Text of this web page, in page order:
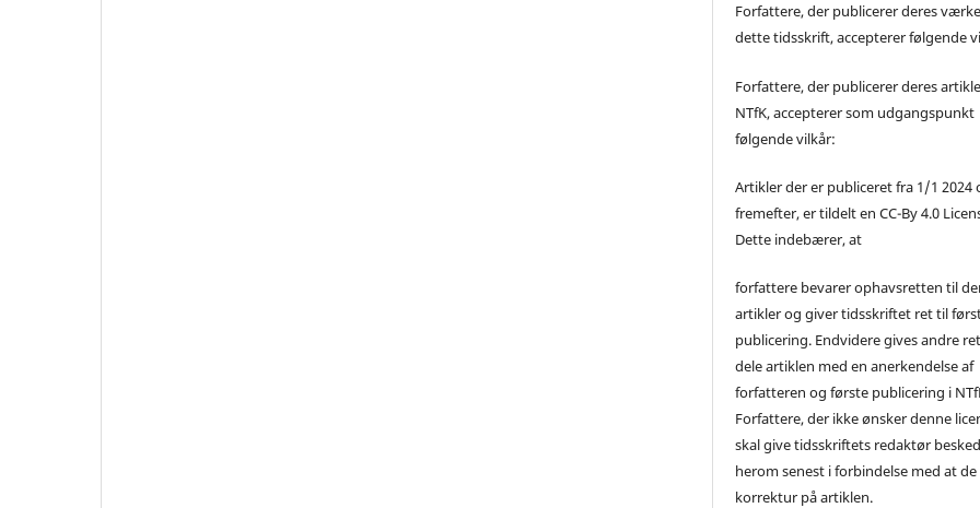
Forfattere, der publicerer deres
dette tidsskrift, accepterer følgende
Forfattere, der publicerer deres
NTfK, accepterer som udgangspunkt
følgende vilkår:
Artikler der er publiceret fra 1/1 2024
fremefter, er tildelt en CC-By 4.0
Dette indebærer, at
forfattere bevarer ophavsretten til
artikler og giver tidsskriftet ret til
publicering. Endvidere gives andre
dele artiklen med en anerkendelse af
forfatteren og første publicering i
Forfattere, der ikke ønsker denne
skal give tidsskriftets redaktør besked
herom senest i forbindelse med at
korrektur på artiklen.